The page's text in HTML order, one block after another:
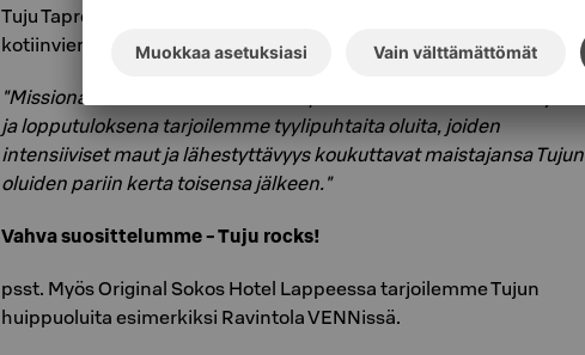
Tuju Taproomista voit ostaa mukaasi tuotteita (12 % asti) tuliaisiksi ja
kotiinviemisiksi.
"Missionamme on valmistaa olutta perinteisin tekniikoin käsityönä
ja lopputuloksena tarjoilemme tyylipuhtaita oluita, joiden
intensiiviset maut ja lähestyttävyys koukuttavat maistajansa Tujun
oluiden pariin kerta toisensa jälkeen."
Vahva suosittelumme - Tuju rocks!
psst. Myös Original Sokos Hotel Lappeessa tarjoilemme Tujun
huippuoluita esimerkiksi Ravintola VENNissä.